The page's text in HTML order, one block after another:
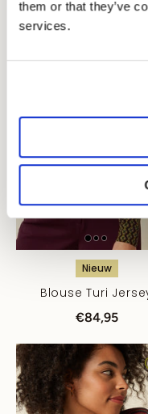
them or that they’ve
services.
Nieuw
Blouse Turi
€84,95